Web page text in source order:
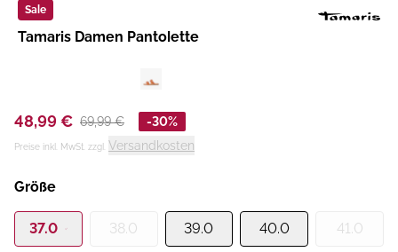
Sale
Hersteller
​Tamaris Damen Pantolette
48,99 € 69,99 € -30%
Preise inkl. MwSt. zzgl. Versandkosten
Größe
37.0 38.0 39.0 40.0 41.0